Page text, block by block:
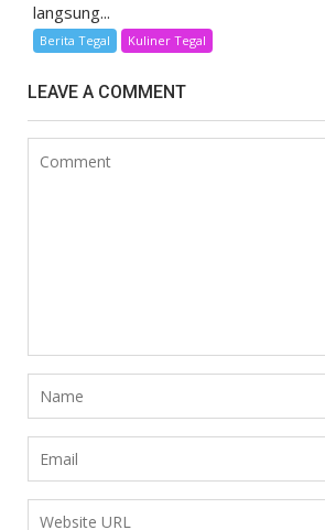
langsung...
Berita Tegal Kuliner Tegal
LEAVE A COMMENT